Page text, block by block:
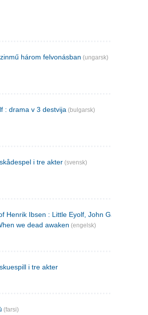
három felvonásban (ungarsk)
: drama v 3 destvija (bulgarsk)
i tre akter (svensk)
Henrik Ibsen : Little Eyolf, John Gabriel
we dead awaken (engelsk)
i tre akter
(farsi)